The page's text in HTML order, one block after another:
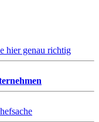
hier genau richtig